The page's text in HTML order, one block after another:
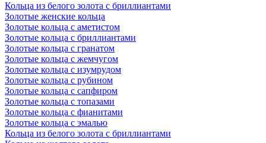
Кольца из белого золота с бриллиантами
Золотые женские кольца
Золотые кольца с аметистом
Золотые кольца с бриллиантами
Золотые кольца с гранатом
Золотые кольца с жемчугом
Золотые кольца с изумрудом
Золотые кольца с рубином
Золотые кольца с сапфиром
Золотые кольца с топазами
Золотые кольца с фианитами
Золотые кольца с эмалью
Кольца из белого золота с бриллиантами